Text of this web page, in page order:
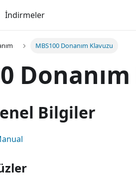
İndirmeler
MBS100 Donanım Klavuzu
Bilgiler